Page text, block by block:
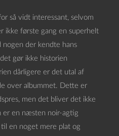
så vidt interessant, selvom
ikke første gang en superhelt
nogen der kendte hans
gør ikke historien
dårligere er det utal af
over albummet. Dette er
men det bliver det ikke
er en næsten noir-agtig
en noget mere plat og